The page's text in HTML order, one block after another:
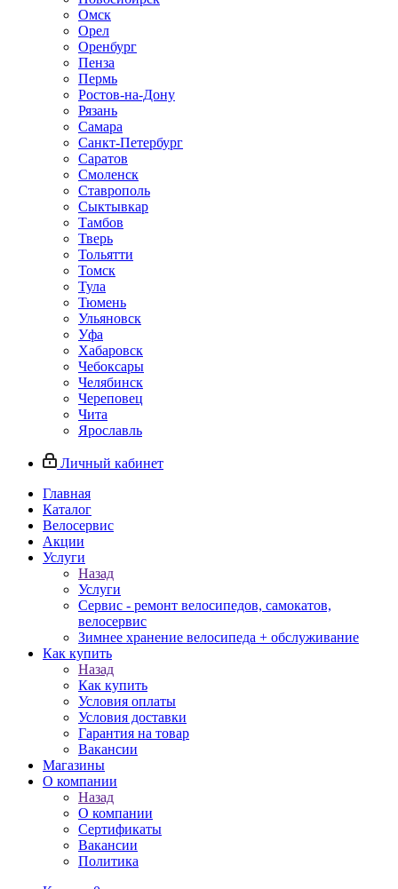
Омск
Орел
Оренбург
Пенза
Пермь
Ростов-на-Дону
Рязань
Самара
Санкт-Петербург
Саратов
Смоленск
Ставрополь
Сыктывкар
Тамбов
Тверь
Тольятти
Томск
Тула
Тюмень
Ульяновск
Уфа
Хабаровск
Чебоксары
Челябинск
Череповец
Чита
Ярославль
Личный кабинет
Главная
Каталог
Велосервис
Акции
Услуги
Назад
Услуги
Сервис - ремонт велосипедов, самокатов,
велосервис
Зимнее хранение велосипеда + обслуживание
Как купить
Назад
Как купить
Условия оплаты
Условия доставки
Гарантия на товар
Вакансии
Магазины
О компании
Назад
О компании
Сертификаты
Вакансии
Политика